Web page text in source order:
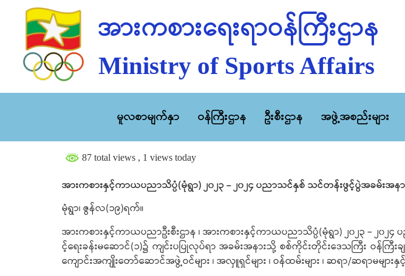
အားကစားရေးရာဝန်ကြီးဌာန
Ministry of Sports Affairs
မူလစာမျက်နှာ ဝန်ကြီးဌာန ဦးစီးဌာန အဖွဲ့အစည်းများ
87 total views , 1 views today
အားကစားနှင့်ကာယပညာသိပ္ပံ(မုံရွာ) ၂၀၂၃ – ၂၀၂၄ ပညာသင်နှစ် သင်တန်းဖွင့်ပွဲအခမ်းအနာ
မုံရွာ၊ ဇွန်လ(၁၉)ရက်။
အားကစားနှင့်ကာယပညာဦးစီးဌာန ၊ အားကစားနှင့်ကာယပညာသိပ္ပံ(မုံရွာ) ၂၀၂၃ – ၂
င့်ရေးခန်းမဆောင်(၁)၌ ကျင်းပပြုလုပ်ရာ အခမ်းအနားသို့ စစ်ကိုင်းတိုင်းဒေသကြီး ဝန်ကြီ
ကျောင်းအကျိုးတော်ဆောင်အဖွဲ့ဝင်များ ၊ အလှူရှင်များ ၊ ဝန်ထမ်းများ ၊ ဆရာ/ဆရာမမ